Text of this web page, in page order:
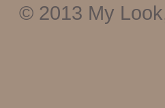
© 2013 My Look